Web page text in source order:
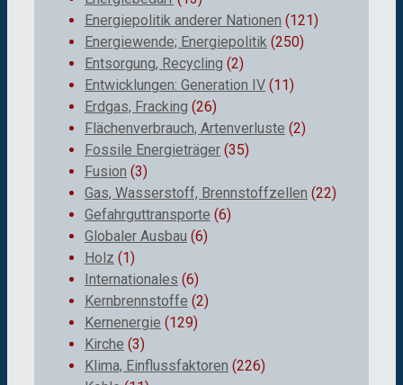
Energiepolitik anderer Nationen (121)
Energiewende; Energiepolitik (250)
Entsorgung, Recycling (2)
Entwicklungen: Generation IV (11)
Erdgas, Fracking (26)
Flächenverbrauch, Artenverluste (2)
Fossile Energieträger (35)
Fusion (3)
Gas, Wasserstoff, Brennstoffzellen (22)
Gefahrguttransporte (6)
Globaler Ausbau (6)
Holz (1)
Internationales (6)
Kernbrennstoffe (2)
Kernenergie (129)
Kirche (3)
Klima, Einflussfaktoren (226)